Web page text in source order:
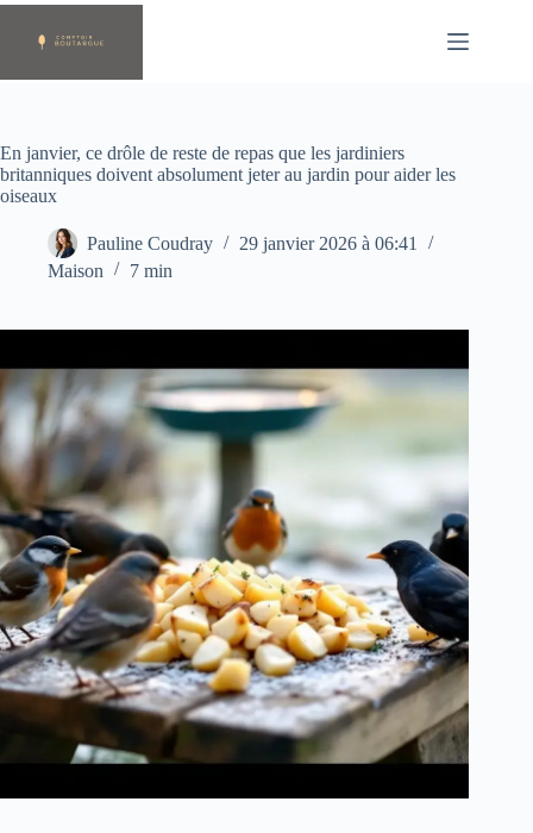
Passer
contenu
En janvier, ce drôle de reste de repas que les jardiniers
britanniques doivent absolument jeter au jardin pour aider les
oiseaux
Pauline Coudray
29 janvier 2026 à 06:41
Maison
7 min